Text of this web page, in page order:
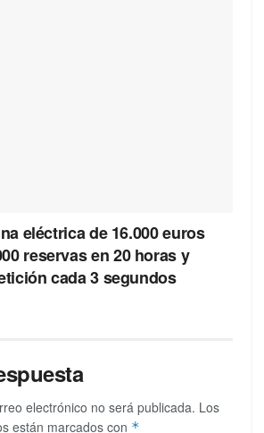
eléctrica de 16.000 euros
reservas en 20 horas y
cada 3 segundos
electrónico no será publicada. Los
están marcados con *